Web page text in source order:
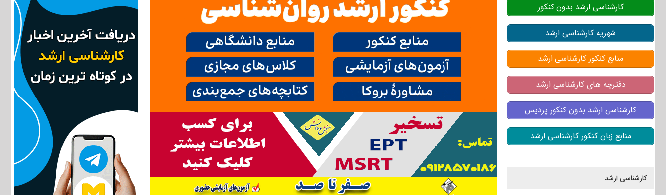
کارشناسی ارشد بدون کنکور
شهریه کارشناسی ارشد
منابع کنکور کارشناسی ارشد
دفترچه های کارشناسی ارشد
کارشناسی ارشد بدون کنکور پردیس
منابع زبان کنکور کارشناسی ارشد
کارشناسی ارشد